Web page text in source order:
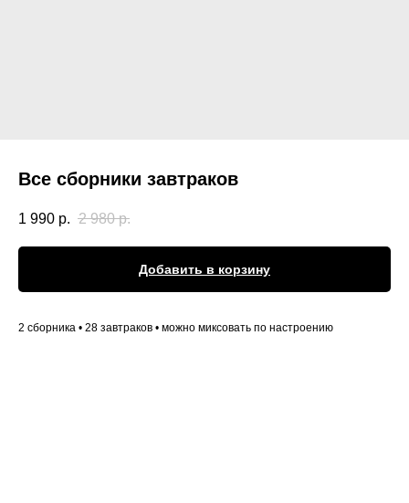
Все сборники завтраков
1 990 р. 2 980 р.
Добавить в корзину
2 сборника • 28 завтраков • можно миксовать по настроению